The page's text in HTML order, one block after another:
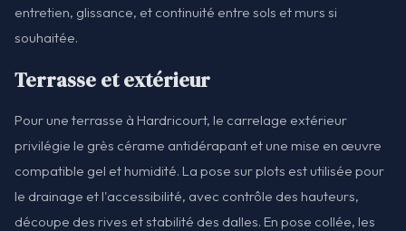
entretien, glissance, et continuité entre sols et murs si
souhaitée.
Terrasse et extérieur
Pour une terrasse à Hardricourt, le carrelage extérieur
privilégie le grès cérame antidérapant et une mise en œuvre
compatible gel et humidité. La pose sur plots est utilisée pour
le drainage et l'accessibilité, avec contrôle des hauteurs,
découpe des rives et stabilité des dalles. En pose collée, les